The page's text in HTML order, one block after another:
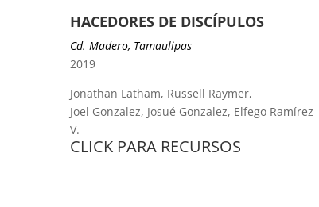
HACEDORES DE DISCÍPULOS
Cd. Madero, Tamaulipas
2019
Jonathan Latham, Russell Raymer,
Joel Gonzalez, Josué Gonzalez, Elfego Ramírez
V.
CLICK PARA RECURSOS